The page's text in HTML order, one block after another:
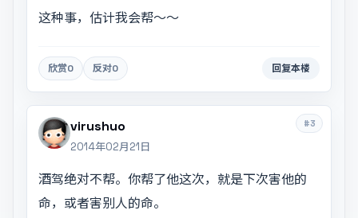
这种事，估计我会帮～～
欣赏0 反对0 回复本楼
#3
virushuo
2014年02月21日
酒驾绝对不帮。你帮了他这次，就是下次害他的
命，或者害别人的命。